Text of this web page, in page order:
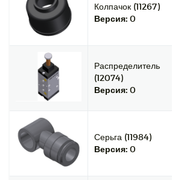
Колпачок (11267)
Версия: 0
Распределитель
(12074)
Версия: 0
Серьга (11984)
Версия: 0